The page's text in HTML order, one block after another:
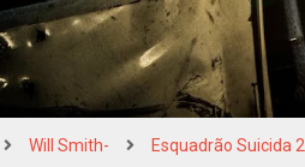
Will Smith- Esquadrão Suicida 2